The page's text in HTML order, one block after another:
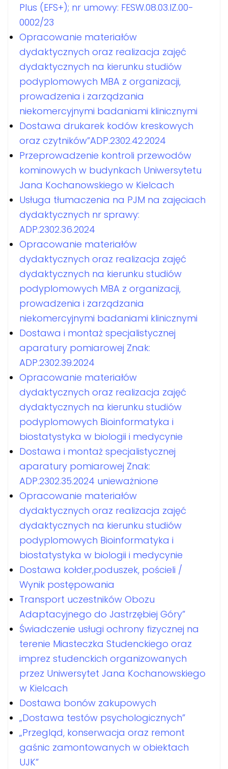
Plus (EFS+); nr umowy: FESW.08.03.IZ.00-
0002/23
Opracowanie materiałów
dydaktycznych oraz realizacja zajęć
dydaktycznych na kierunku studiów
podyplomowych MBA z organizacji,
prowadzenia i zarządzania
niekomercyjnymi badaniami klinicznymi
Dostawa drukarek kodów kreskowych
oraz czytników”ADP.2302.42.2024
Przeprowadzenie kontroli przewodów
kominowych w budynkach Uniwersytetu
Jana Kochanowskiego w Kielcach
Usługa tłumaczenia na PJM na zajęciach
dydaktycznych nr sprawy:
ADP.2302.36.2024
Opracowanie materiałów
dydaktycznych oraz realizacja zajęć
dydaktycznych na kierunku studiów
podyplomowych MBA z organizacji,
prowadzenia i zarządzania
niekomercyjnymi badaniami klinicznymi
Dostawa i montaż specjalistycznej
aparatury pomiarowej Znak:
ADP.2302.39.2024
Opracowanie materiałów
dydaktycznych oraz realizacja zajęć
dydaktycznych na kierunku studiów
podyplomowych Bioinformatyka i
biostatystyka w biologii i medycynie
Dostawa i montaż specjalistycznej
aparatury pomiarowej Znak:
ADP.2302.35.2024 unieważnione
Opracowanie materiałów
dydaktycznych oraz realizacja zajęć
dydaktycznych na kierunku studiów
podyplomowych Bioinformatyka i
biostatystyka w biologii i medycynie
Dostawa kołder,poduszek, pościeli /
Wynik postępowania
Transport uczestników Obozu
Adaptacyjnego do Jastrzębiej Góry”
Świadczenie usługi ochrony fizycznej na
terenie Miasteczka Studenckiego oraz
imprez studenckich organizowanych
przez Uniwersytet Jana Kochanowskiego
w Kielcach
Dostawa bonów zakupowych
„Dostawa testów psychologicznych”
„Przegląd, konserwacja oraz remont
gaśnic zamontowanych w obiektach
UJK”